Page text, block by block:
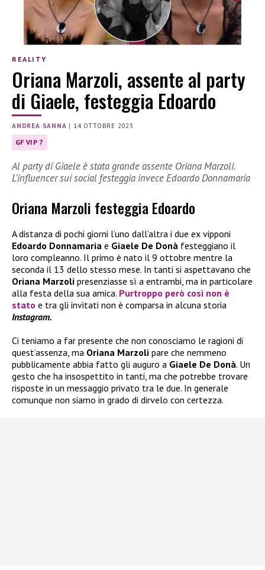
REALITY
Oriana Marzoli, assente al party
di Giaele, festeggia Edoardo
ANDREA SANNA | 14 OTTOBRE 2023
GF VIP 7
Al party di Giaele è stata grande assente Oriana Marzoli.
L’influencer sui social festeggia invece Edoardo Donnamaria
Oriana Marzoli festeggia Edoardo
A distanza di pochi giorni l’uno dall’altra i due ex vipponi
Edoardo Donnamaria e Giaele De Donà festeggiano il
loro compleanno. Il primo è nato il 9 ottobre mentre la
seconda il 13 dello stesso mese. In tanti si aspettavano che
Oriana Marzoli presenziasse sì a entrambi, ma in particolare
alla festa della sua amica. Purtroppo però così non è
stato e tra gli invitati non è comparsa in alcuna storia
Instagram.
Ci teniamo a far presente che non conosciamo le ragioni di
quest’assenza, ma Oriana Marzoli pare che nemmeno
pubblicamente abbia fatto gli auguro a Giaele De Donà. Un
gesto che ha insospettito in tanti, ma che potrebbe trovare
risposte in un messaggio privato tra le due. In generale
comunque non siamo in grado di dirvelo con certezza.